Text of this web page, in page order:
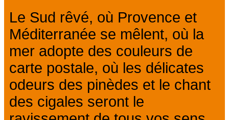
Le Sud rêvé, où Provence et
Méditerranée se mêlent, où la
mer adopte des couleurs de
carte postale, où les délicates
odeurs des pinèdes et le chant
des cigales seront le